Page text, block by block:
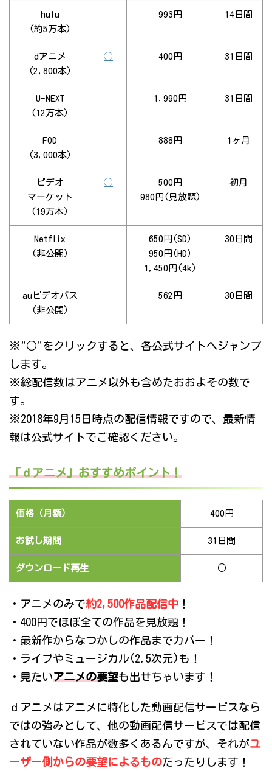
hulu
(約5万本)
993円 14日間
dアニメ
(2,800本)
◯ 400円 31日間
U-NEXT
(12万本)
1,990円 31日間
FOD
(3,000本)
888円 1ヶ月
ビデオ
マーケット
(19万本)
◯
500円
980円(見放題)
初月
Netflix
(非公開)
650円(SD)
950円(HD)
1,450円(4k)
30日間
auビデオパス
(非公開)
562円 30日間
※"○"をクリックすると、各公式サイトへジャンプ
します。
※総配信数はアニメ以外も含めたおおよその数で
す。
※2018年9月15日時点の配信情報ですので、最新情
報は公式サイトでご確認ください。
「ｄアニメ」おすすめポイント！
価格（月額） 400円
お試し期間 31日間
ダウンロード再生 ○
・アニメのみで約2,500作品配信中 ！
・400円でほぼ全ての作品を見放題！
・最新作からなつかしの作品までカバー！
・ライブやミュージカル(2.5次元)も！
・見たいアニメの要望も出せちゃいます！
ｄアニメはアニメに特化した動画配信サービスなら
ではの強みとして、他の動画配信サービスでは配信
されていない作品が数多くあるんですが、それがユ
ーザー側からの要望によるものだったりします！